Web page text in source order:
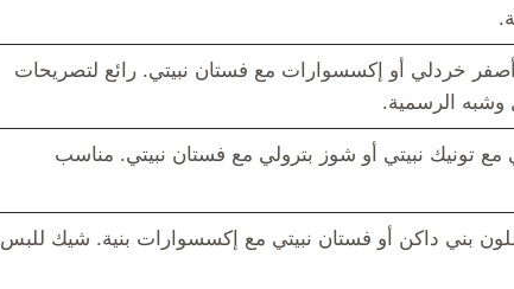
خردلي أو إكسسوارات مع فستان نبيتي. رائع لتصريحات
وشبه الرسمية.
تونيك نبيتي أو شوز بترولي مع فستان نبيتي. مناسب
بني داكن أو فستان نبيتي مع إكسسوارات بنية. شيك للبس